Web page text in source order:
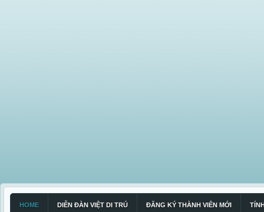
HOME DIỄN ĐÀN VIỆT DI TRÚ ĐĂNG KÝ THÀNH VIÊN MỚI